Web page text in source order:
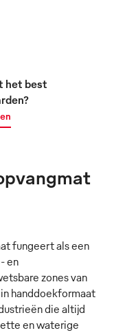
het best
fungeert als een
en
zones van
handdoekformaat
die altijd
en waterige